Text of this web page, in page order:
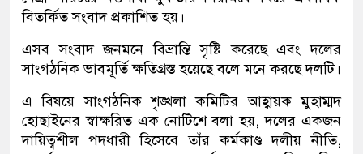
বিতর্কিত সংবাদ প্রকাশিত হয়।
এসব সংবাদ জনমনে বিভ্রান্তি সৃষ্টি করেছে এবং দলের
সাংগঠনিক ভাবমূর্তি ক্ষতিগ্রস্ত হয়েছে বলে মনে করছে দলটি।
এ বিষয়ে সাংগঠনিক শৃঙ্খলা কমিটির আহ্বায়ক মুহাম্মদ
হোছাইনের স্বাক্ষরিত এক নোটিশে বলা হয়, দলের একজন
দায়িত্বশীল পদধারী হিসেবে তাঁর কর্মকাণ্ড দলীয় নীতি,